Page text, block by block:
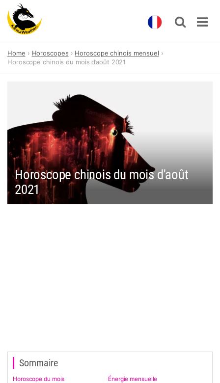
content
Home Horoscopes
Horoscope chinois mensuel
Horoscope chinois du mois d’août 2021
Horoscope chinois du mois d'août
2021
Sommaire
Horoscope du mois
Énergie mensuelle